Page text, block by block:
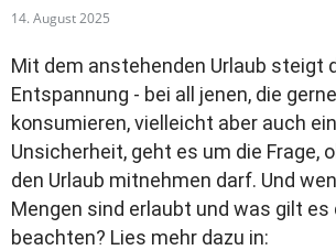
14. August 2025
Mit dem anstehenden Urlaub steigt
Entspannung - bei all jenen, die gerne
konsumieren, vielleicht aber auch
Unsicherheit, geht es um die Frage,
den Urlaub mitnehmen darf. Und
Mengen sind erlaubt und was gilt es
beachten? Lies mehr dazu in: